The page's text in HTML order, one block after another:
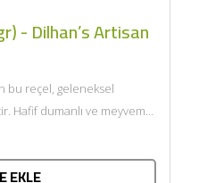
- Dilhan’s Artisan
bu reçel, geleneksel
Hafif dumanlı ve meyvemsi
EKLE